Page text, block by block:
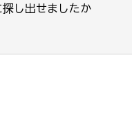
し出せましたか